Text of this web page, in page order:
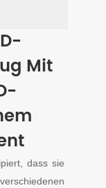
Mit
dass sie